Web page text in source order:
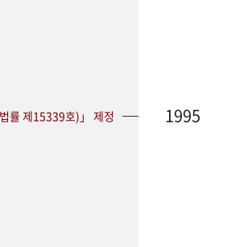
률 제15339호)」 제정 1995